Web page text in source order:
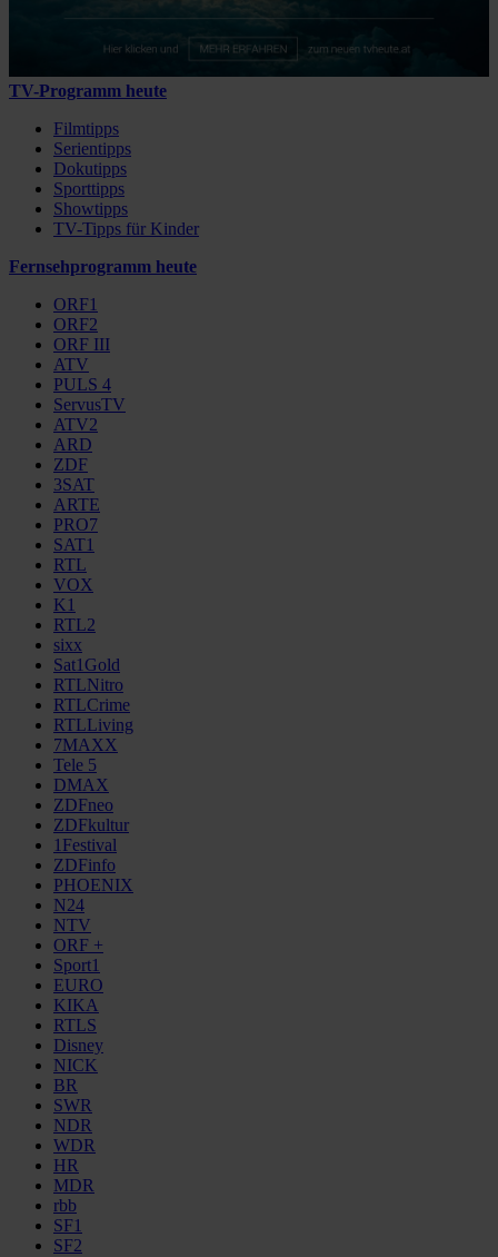
TV-Programm heute
Filmtipps
Serientipps
Dokutipps
Sporttipps
Showtipps
TV-Tipps für Kinder
Fernsehprogramm heute
ORF1
ORF2
ORF III
ATV
PULS 4
ServusTV
ATV2
ARD
ZDF
3SAT
ARTE
PRO7
SAT1
RTL
VOX
K1
RTL2
sixx
Sat1Gold
RTLNitro
RTLCrime
RTLLiving
7MAXX
Tele 5
DMAX
ZDFneo
ZDFkultur
1Festival
ZDFinfo
PHOENIX
N24
NTV
ORF +
Sport1
EURO
KIKA
RTLS
Disney
NICK
BR
SWR
NDR
WDR
HR
MDR
rbb
SF1
SF2